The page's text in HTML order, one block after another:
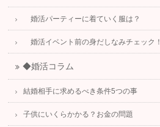
婚活パーティーに着ていく服は？
婚活イベント前の身だしなみチェック！
◆婚活コラム
結婚相手に求めるべき条件5つの事
子供にいくらかかる？お金の問題